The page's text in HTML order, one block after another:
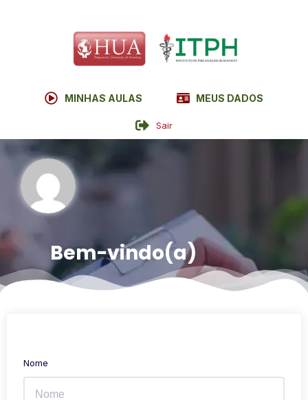
MINHAS AULAS MEUS DADOS
Sair
Bem-vindo(a)
Nome